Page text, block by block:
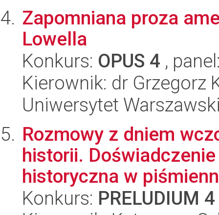
Zapomniana proza
Lowella
Konkurs: OPUS 4 ,
Kierownik: dr Grzegorz
Uniwersytet
Rozmowy z dniem
historii.
historyczna w
Konkurs: PRELUDIUM 4